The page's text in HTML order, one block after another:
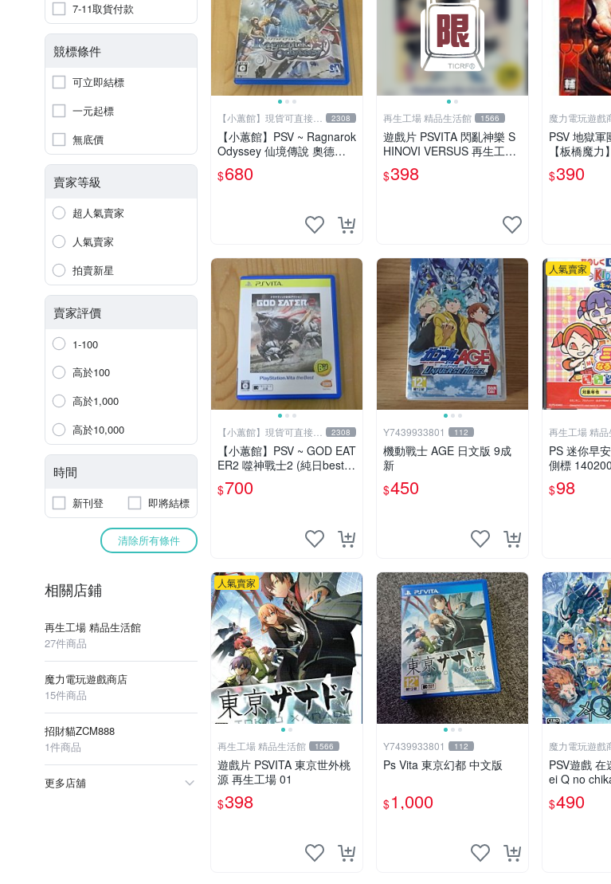
7-11取貨付款
競標條件
可立即結標
一元起標
無底價
賣家等級
超人氣賣家
人氣賣家
拍賣新星
賣家評價
1-100
高於100
高於1,000
高於10,000
時間
新刊登 即將結標
清除所有條件
相關店鋪
再生工場 精品生活館
27件商品
魔力電玩遊戲商店
15件商品
招財貓ZCM888
1件商品
更多店舖
【小蕙館】現貨可直接下
標
2308
【小蕙館】PSV ~ Ragnarok
Odyssey 仙境傳說 奧德賽
(純日版)
$680
再生工場 精品生活館 1566
遊戲片 PSVITA 閃亂神樂 S
HINOVI VERSUS 再生工場
01
$398
魔力電玩遊戲
PSV 地獄軍團 日文
【板橋魔力】
$390
【小蕙館】現貨可直接下
標
2308
【小蕙館】PSV ~ GOD EAT
ER2 噬神戰士2 (純日best
版)
$700
Y7439933801 112
機動戰士 AGE 日文版 9成
新
$450
人氣賣家
再生工場 精
PS 迷你早
側標
場YR2012 02
$98
人氣賣家
再生工場 精品生活館 1566
遊戲片 PSVITA 東京世外桃
源 再生工場 01
$398
Y7439933801 112
Ps Vita 東京幻都 中文版
$1,000
魔力電玩遊戲
PSV遊戲
ei Q no
日版 附特
$490